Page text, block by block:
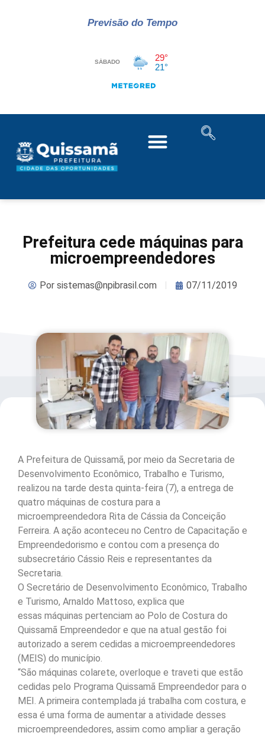
Previsão do Tempo
Prefeitura cede máquinas para
microempreendedores
Porsistemas@npibrasil.com 07/11/2019
A Prefeitura de Quissamã, por meio da Secretaria de
Desenvolvimento Econômico, Trabalho e Turismo,
realizou na tarde desta quinta-feira (7), a entrega de
quatro máquinas de costura para a
microempreendedora Rita de Cássia da Conceição
Ferreira. A ação aconteceu no Centro de Capacitação e
Empreendedorismo e contou com a presença do
subsecretário Cássio Reis e representantes da
Secretaria.
O Secretário de Desenvolvimento Econômico, Trabalho
e Turismo, Arnaldo Mattoso, explica que
essas máquinas pertenciam ao Polo de Costura do
Quissamã Empreendedor e que na atual gestão foi
autorizado a serem cedidas a microempreendedores
(MEIS) do município.
“São máquinas colarete, overloque e traveti que estão
cedidas pelo Programa Quissamã Empreendedor para o
MEI. A primeira contemplada já trabalha com costura, e
essa é uma forma de aumentar a atividade desses
microempreendedores, assim como ampliar a geração